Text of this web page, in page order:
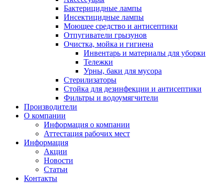
Бактерицидные лампы
Инсектицидные лампы
Моющее средство и антисептики
Отпугиватели грызунов
Очистка, мойка и гигиена
Инвентарь и материалы для уборки
Тележки
Урны, баки для мусора
Стерилизаторы
Стойка для дезинфекции и антисептики
Фильтры и водоумягчители
Производители
О компании
Информация о компании
Аттестация рабочих мест
Информация
Акции
Новости
Статьи
Контакты